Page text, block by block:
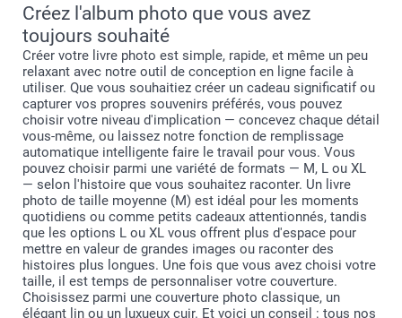
Créez l'album photo que vous avez
toujours souhaité
Créer votre livre photo est simple, rapide, et même un peu
relaxant avec notre outil de conception en ligne facile à
utiliser. Que vous souhaitiez créer un cadeau significatif ou
capturer vos propres souvenirs préférés, vous pouvez
choisir votre niveau d'implication — concevez chaque détail
vous-même, ou laissez notre fonction de remplissage
automatique intelligente faire le travail pour vous. Vous
pouvez choisir parmi une variété de formats — M, L ou XL
— selon l'histoire que vous souhaitez raconter. Un livre
photo de taille moyenne (M) est idéal pour les moments
quotidiens ou comme petits cadeaux attentionnés, tandis
que les options L ou XL vous offrent plus d'espace pour
mettre en valeur de grandes images ou raconter des
histoires plus longues. Une fois que vous avez choisi votre
taille, il est temps de personnaliser votre couverture.
Choisissez parmi une couverture photo classique, un
élégant lin ou un luxueux cuir. Et voici un conseil : tous nos